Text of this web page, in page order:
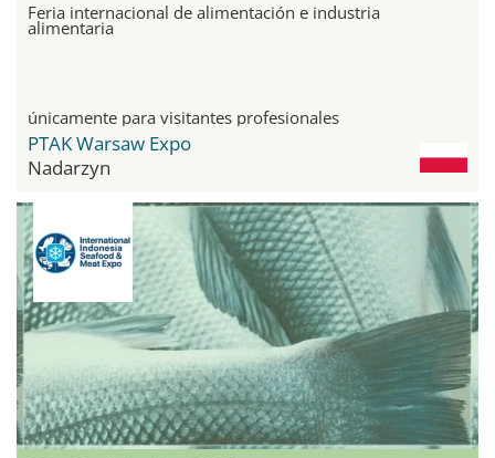
Feria internacional de alimentación e industria
alimentaria
únicamente para visitantes profesionales
PTAK Warsaw Expo
Nadarzyn